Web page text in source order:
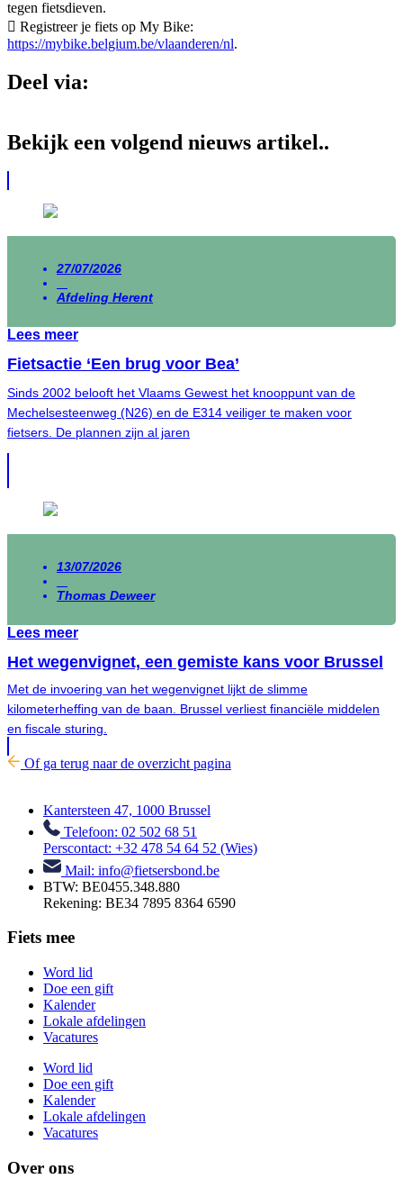
tegen fietsdieven.
 Registreer je fiets op My Bike:
https://mybike.belgium.be/vlaanderen/nl.
Deel via:
Bekijk een volgend nieuws artikel..
27/07/2026
Afdeling Herent
Lees meer
Fietsactie ‘Een brug voor Bea’
Sinds 2002 belooft het Vlaams Gewest het knooppunt van de
Mechelsesteenweg (N26) en de E314 veiliger te maken voor
fietsers. De plannen zijn al jaren
13/07/2026
Thomas Deweer
Lees meer
Het wegenvignet, een gemiste kans voor Brussel
Met de invoering van het wegenvignet lijkt de slimme
kilometerheffing van de baan. Brussel verliest financiële middelen
en fiscale sturing.
Of ga terug naar de overzicht pagina
Kantersteen 47, 1000 Brussel
Telefoon: 02 502 68 51
Perscontact: +32 478 54 64 52 (Wies)
Mail: info@fietsersbond.be
BTW: BE0455.348.880
Rekening: BE34 7895 8364 6590
Fiets mee
Word lid
Doe een gift
Kalender
Lokale afdelingen
Vacatures
Word lid
Doe een gift
Kalender
Lokale afdelingen
Vacatures
Over ons